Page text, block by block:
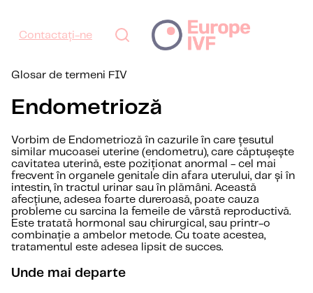
Contactați-ne
Glosar de termeni FIV
Endometrioză
Vorbim de Endometrioză în cazurile în care țesutul
similar mucoasei uterine (endometru), care căptușește
cavitatea uterină, este poziționat anormal - cel mai
frecvent în organele genitale din afara uterului, dar și în
intestin, în tractul urinar sau în plămâni. Această
afecțiune, adesea foarte dureroasă, poate cauza
probleme cu sarcina la femeile de vârstă reproductivă.
Este tratată hormonal sau chirurgical, sau printr-o
combinație a ambelor metode. Cu toate acestea,
tratamentul este adesea lipsit de succes.
Unde mai departe